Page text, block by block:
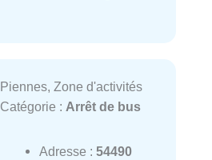
Piennes, Zone d'activités
Catégorie : Arrêt de bus
Adresse : 54490